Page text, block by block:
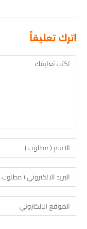
اترك تعليقاً